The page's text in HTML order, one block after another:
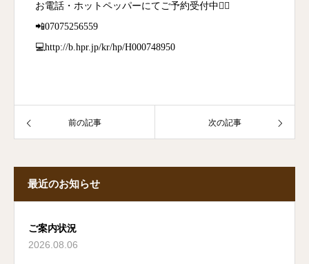
お電話・ホットペッパーにてご予約受付中💁‍♀️
📲07075256559
💻http://b.hpr.jp/kr/hp/H000748950
前の記事 次の記事
最近のお知らせ
ご案内状況
2026.08.06